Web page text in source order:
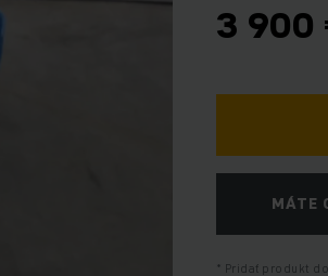
3 900
MÁTE
Pridať produkt